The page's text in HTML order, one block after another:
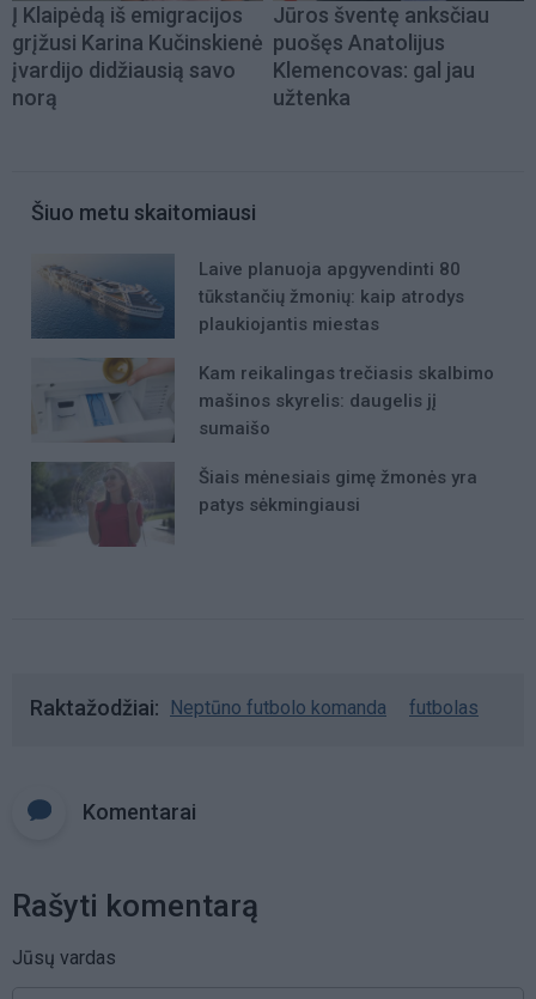
Į Klaipėdą iš emigracijos
grįžusi Karina Kučinskienė
įvardijo didžiausią savo
norą
Jūros šventę anksčiau
puošęs Anatolijus
Klemencovas: gal jau
užtenka
Šiuo metu skaitomiausi
Laive planuoja apgyvendinti 80
tūkstančių žmonių: kaip atrodys
plaukiojantis miestas
Kam reikalingas trečiasis skalbimo
mašinos skyrelis: daugelis jį
sumaišo
Šiais mėnesiais gimę žmonės yra
patys sėkmingiausi
Raktažodžiai Neptūno futbolo komanda futbolas
Komentarai
Rašyti komentarą
Jūsų vardas